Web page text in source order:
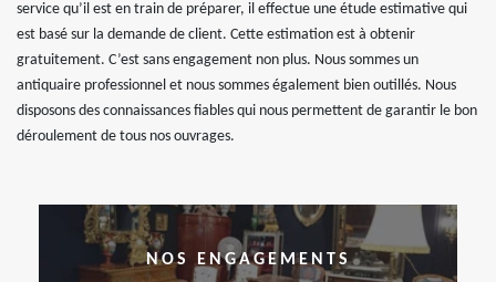
service qu’il est en train de préparer, il effectue une étude estimative qui
est basé sur la demande de client. Cette estimation est à obtenir
gratuitement. C’est sans engagement non plus. Nous sommes un
antiquaire professionnel et nous sommes également bien outillés. Nous
disposons des connaissances fiables qui nous permettent de garantir le bon
déroulement de tous nos ouvrages.
NOS ENGAGEMENTS